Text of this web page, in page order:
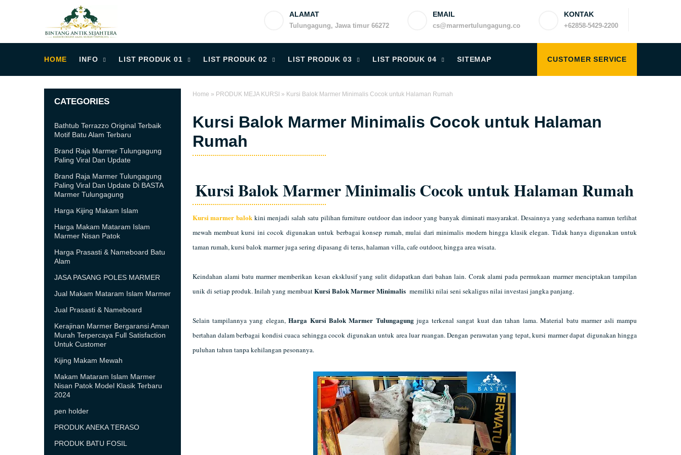
ALAMAT
Tulungagung, Jawa timur 66272
EMAIL
cs@marmertulungagung.co
KONTAK
+62858-5429-2200
HOME INFO LIST PRODUK 01 LIST PRODUK 02 LIST PRODUK 03 LIST PRODUK 04 SITEMAP CUSTOMER SERVICE
Home » PRODUK MEJA KURSI » Kursi Balok Marmer Minimalis Cocok untuk Halaman Rumah
Kursi Balok Marmer Minimalis Cocok untuk Halaman
Rumah
Kursi Balok Marmer Minimalis Cocok untuk Halaman Rumah
Kursi marmer balokkini menjadi salah satu pilihan furniture outdoor dan indoor yang banyak diminati masyarakat. Desainnya yang sederhana namun terlihat
mewah membuat kursi ini cocok digunakan untuk berbagai konsep rumah, mulai dari minimalis modern hingga klasik elegan. Tidak hanya digunakan untuk
taman rumah, kursi balok marmer juga sering dipasang di teras, halaman villa, cafe outdoor, hingga area wisata.
Keindahan alami batu marmer memberikan kesan eksklusif yang sulit didapatkan dari bahan lain. Corak alami pada permukaan marmer menciptakan tampilan
unik di setiap produk. Inilah yang membuatKursi Balok Marmer Minimalismemiliki nilai seni sekaligus nilai investasi jangka panjang.
Selain tampilannya yang elegan,Harga Kursi Balok Marmer Tulungagungjuga terkenal sangat kuat dan tahan lama. Material batu marmer asli mampu
bertahan dalam berbagai kondisi cuaca sehingga cocok digunakan untuk area luar ruangan. Dengan perawatan yang tepat, kursi marmer dapat digunakan hingga
puluhan tahun tanpa kehilangan pesonanya.
CATEGORIES
Bathtub Terrazzo Original Terbaik
Motif Batu Alam Terbaru
Brand Raja Marmer Tulungagung
Paling Viral Dan Update
Brand Raja Marmer Tulungagung
Paling Viral Dan Update Di BASTA
Marmer Tulungagung
Harga Kijing Makam Islam
Harga Makam Mataram Islam
Marmer Nisan Patok
Harga Prasasti & Nameboard Batu
Alam
JASA PASANG POLES MARMER
Jual Makam Mataram Islam Marmer
Jual Prasasti & Nameboard
Kerajinan Marmer Bergaransi Aman
Murah Terpercaya Full Satisfaction
Untuk Customer
Kijing Makam Mewah
Makam Mataram Islam Marmer
Nisan Patok Model Klasik Terbaru
2024
pen holder
PRODUK ANEKA TERASO
PRODUK BATU FOSIL